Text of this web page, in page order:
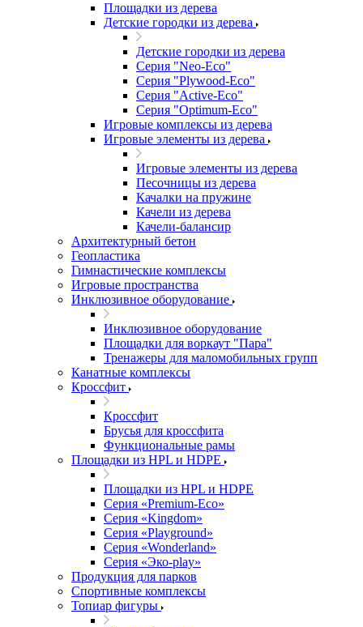
Площадки из дерева
Детские городки из дерева
Детские городки из дерева
Серия "Neo-Eco"
Серия "Plywood-Eco"
Серия "Active-Eco"
Серия "Оptimum-Еco"
Игровые комплексы из дерева
Игровые элементы из дерева
Игровые элементы из дерева
Песочницы из дерева
Качалки на пружине
Качели из дерева
Качели-балансир
Архитектурный бетон
Геопластика
Гимнастические комплексы
Игровые пространства
Инклюзивное оборудование
Инклюзивное оборудование
Площадки для воркаут "Пара"
Тренажеры для маломобильных групп
Канатные комплексы
Кроссфит
Кроссфит
Брусья для кроссфита
Функциональные рамы
Площадки из HPL и HDPE
Площадки из HPL и HDPE
Серия «Premium-Eco»
Серия «Kingdom»
Серия «Playground»
Серия «Wonderland»
Серия «Эко-play»
Продукция для парков
Спортивные комплексы
Топиар фигуры